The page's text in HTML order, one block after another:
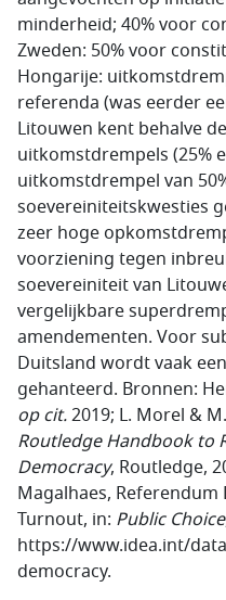
minderheid; 40% voor
Zweden: 50% voor
Hongarije:
referenda (was eerder
Litouwen kent behalve
uitkomstdrempels (25%
uitkomstdrempel van
soevereiniteitskwesties
zeer hoge
voorziening tegen
soevereiniteit van
vergelijkbare
amendementen. Voor
Duitsland wordt vaak
gehanteerd. Bronnen:
op cit.2019; L. Morel &
Routledge Handbook to
Democracy, Routledge,
Magalhaes,
Turnout, in: Public Choice
https://www.idea.int/
democracy.